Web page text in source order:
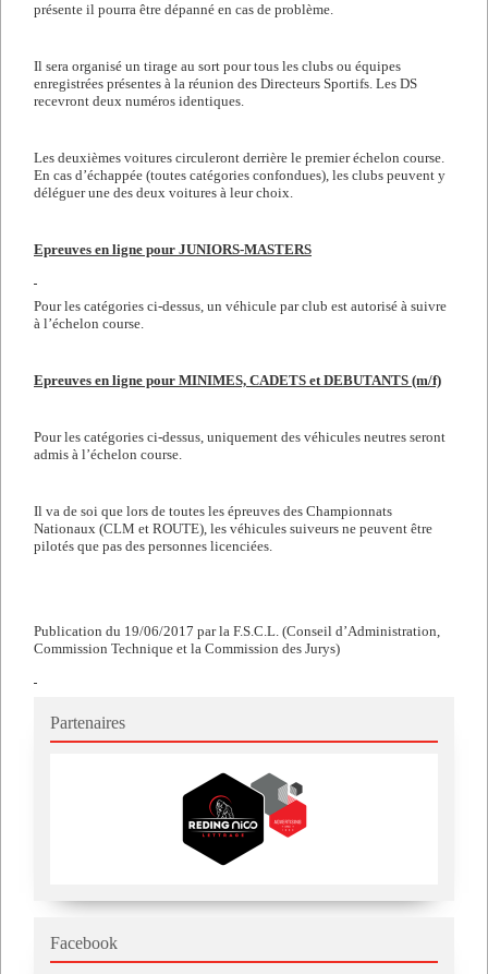
présente il pourra être dépanné en cas de problème.
Il sera organisé un tirage au sort pour tous les clubs ou équipes
enregistrées présentes à la réunion des Directeurs Sportifs. Les DS
recevront deux numéros identiques.
Les deuxièmes voitures circuleront derrière le premier échelon course.
En cas d’échappée (toutes catégories confondues), les clubs peuvent y
déléguer une des deux voitures à leur choix.
Epreuves en ligne pour JUNIORS-MASTERS
Pour les catégories ci-dessus, un véhicule par club est autorisé à suivre
à l’échelon course.
Epreuves en ligne pour MINIMES, CADETS et DEBUTANTS (m/f)
Pour les catégories ci-dessus, uniquement des véhicules neutres seront
admis à l’échelon course.
Il va de soi que lors de toutes les épreuves des Championnats
Nationaux (CLM et ROUTE), les véhicules suiveurs ne peuvent être
pilotés que pas des personnes licenciées.
Publication du 19/06/2017 par la F.S.C.L. (Conseil d’Administration,
Commission Technique et la Commission des Jurys)
Partenaires
Facebook